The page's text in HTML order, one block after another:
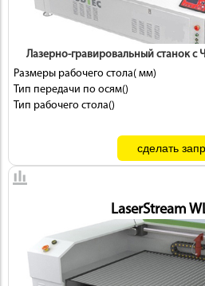
Лазерно-гравировальный станок с
Размеры рабочего стола( мм)
Тип передачи по осям()
Тип рабочего стола()
LaserStream